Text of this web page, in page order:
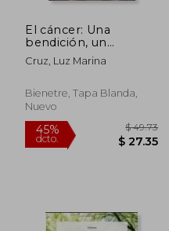
El cáncer: Una
bendición, un
llamado al despertar
Cruz, Luz Marina
Bienetre, Tapa Blanda,
Nuevo